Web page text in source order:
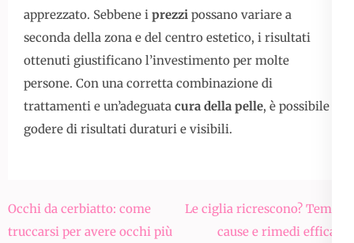
apprezzato. Sebbene i prezzi possano variare a
seconda della zona e del centro estetico, i risultati
ottenuti giustificano l’investimento per molte
persone. Con una corretta combinazione di
trattamenti e un’adeguata cura della pelle, è possibile
godere di risultati duraturi e visibili.
Navigazione
articoli
Occhi da cerbiatto: come
truccarsi per avere occhi più
Le ciglia ricrescono? Tempi,
cause e rimedi efficaci